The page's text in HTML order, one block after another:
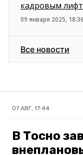
кадровым
09 января 2025, 18:36
Все новости
07 АВГ, 17:44
В Тосно